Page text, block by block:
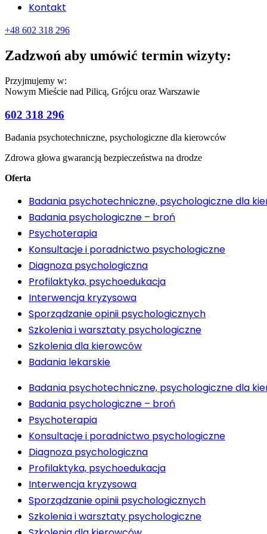
Kontakt
+48 602 318 296
Zadzwoń aby umówić termin wizyty:
Przyjmujemy w:
Nowym Mieście nad Pilicą, Grójcu oraz Warszawie
602 318 296
Badania psychotechniczne, psychologiczne dla kierowców
Zdrowa głowa gwarancją bezpieczeństwa na drodze
Oferta
Badania psychotechniczne, psychologiczne dla
Badania psychologiczne – broń
Psychoterapia
Konsultacje i poradnictwo psychologiczne
Diagnoza psychologiczna
Profilaktyka, psychoedukacja
Interwencja kryzysowa
Sporządzanie opinii psychologicznych
Szkolenia i warsztaty psychologiczne
Szkolenia dla kierowców
Badania lekarskie
Badania psychotechniczne, psychologiczne dla
Badania psychologiczne – broń
Psychoterapia
Konsultacje i poradnictwo psychologiczne
Diagnoza psychologiczna
Profilaktyka, psychoedukacja
Interwencja kryzysowa
Sporządzanie opinii psychologicznych
Szkolenia i warsztaty psychologiczne